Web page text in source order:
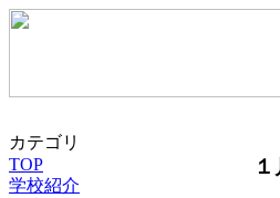
カテゴリ
TOP
学校紹介